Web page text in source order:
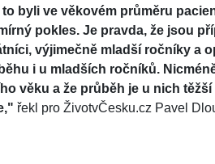
byli ve věkovém průměru
pokles. Je pravda, že jsou
výjimečně mladší ročníky a
i u mladších ročníků.
věku a že průběh je u nich
řekl pro ŽivotvČesku.cz Pavel